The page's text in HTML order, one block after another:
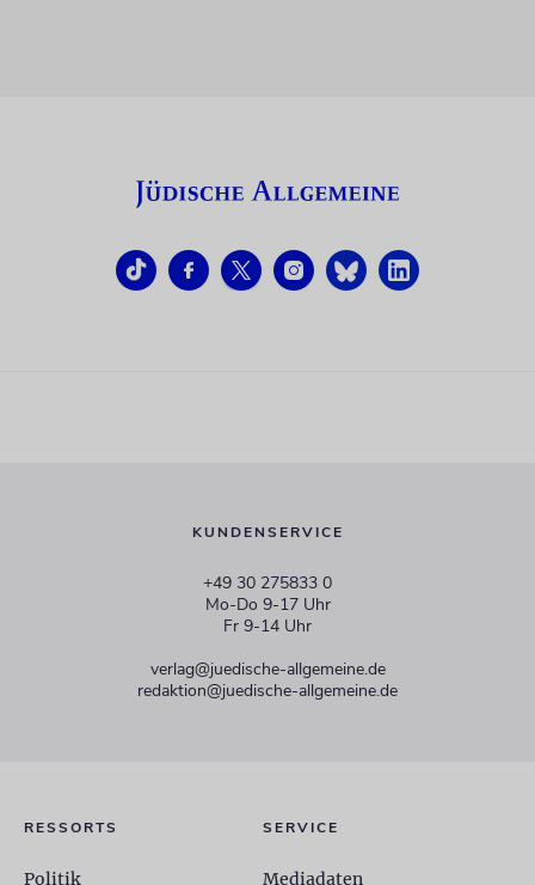
KUNDENSERVICE
+49 30 275833 0
Mo-Do 9-17 Uhr
Fr 9-14 Uhr
verlag@juedische-allgemeine.de
redaktion@juedische-allgemeine.de
RESSORTS
Politik
SERVICE
Mediadaten